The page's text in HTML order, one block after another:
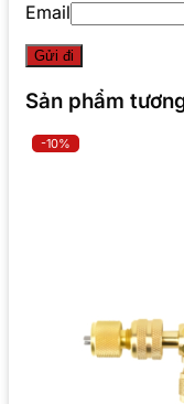
Email
Sản phẩm
-10%